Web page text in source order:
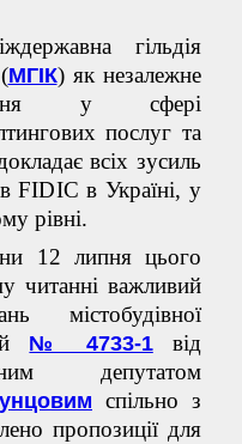
гільдія
МГІК) як незалежне
у сфері
послуг та
всіх зусиль
FIDIC в Україні, у
рівні.
12 липня цього
читанні важливий
містобудівної
№ 4733-1від
депутатом
спільно з
пропозиції для